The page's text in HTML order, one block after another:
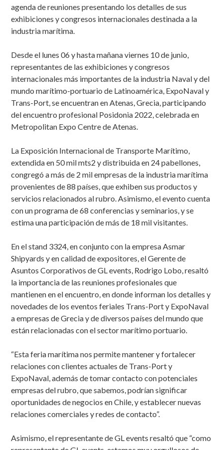
agenda de reuniones presentando los detalles de sus
exhibiciones y congresos internacionales destinada a la
industria marítima.
Desde el lunes 06 y hasta mañana viernes 10 de junio,
representantes de las exhibiciones y congresos
internacionales más importantes de la industria Naval y del
mundo marítimo-portuario de Latinoamérica, ExpoNaval y
Trans-Port, se encuentran en Atenas, Grecia, participando
del encuentro profesional Posidonia 2022, celebrada en
Metropolitan Expo Centre de Atenas.
La Exposición Internacional de Transporte Marítimo,
extendida en 50 mil mts2 y distribuida en 24 pabellones,
congregó a más de 2 mil empresas de la industria marítima
provenientes de 88 países, que exhiben sus productos y
servicios relacionados al rubro. Asimismo, el evento cuenta
con un programa de 68 conferencias y seminarios, y se
estima una participación de más de 18 mil visitantes.
En el stand 3324, en conjunto con la empresa Asmar
Shipyards y en calidad de expositores, el Gerente de
Asuntos Corporativos de GL events, Rodrigo Lobo, resaltó
la importancia de las reuniones profesionales que
mantienen en el encuentro, en donde informan los detalles y
novedades de los eventos feriales Trans-Port y ExpoNaval
a empresas de Grecia y de diversos países del mundo que
están relacionadas con el sector marítimo portuario.
“Esta feria marítima nos permite mantener y fortalecer
relaciones con clientes actuales de Trans-Port y
ExpoNaval, además de tomar contacto con potenciales
empresas del rubro, que sabemos, podrían significar
oportunidades de negocios en Chile, y establecer nuevas
relaciones comerciales y redes de contacto”.
Asimismo, el representante de GL events resaltó que “como